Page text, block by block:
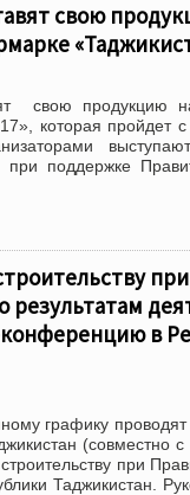
свою
свою продукцию
которая пройдет
при поддержке
результатам
в
графику
(совместно
при
Таджикистан.